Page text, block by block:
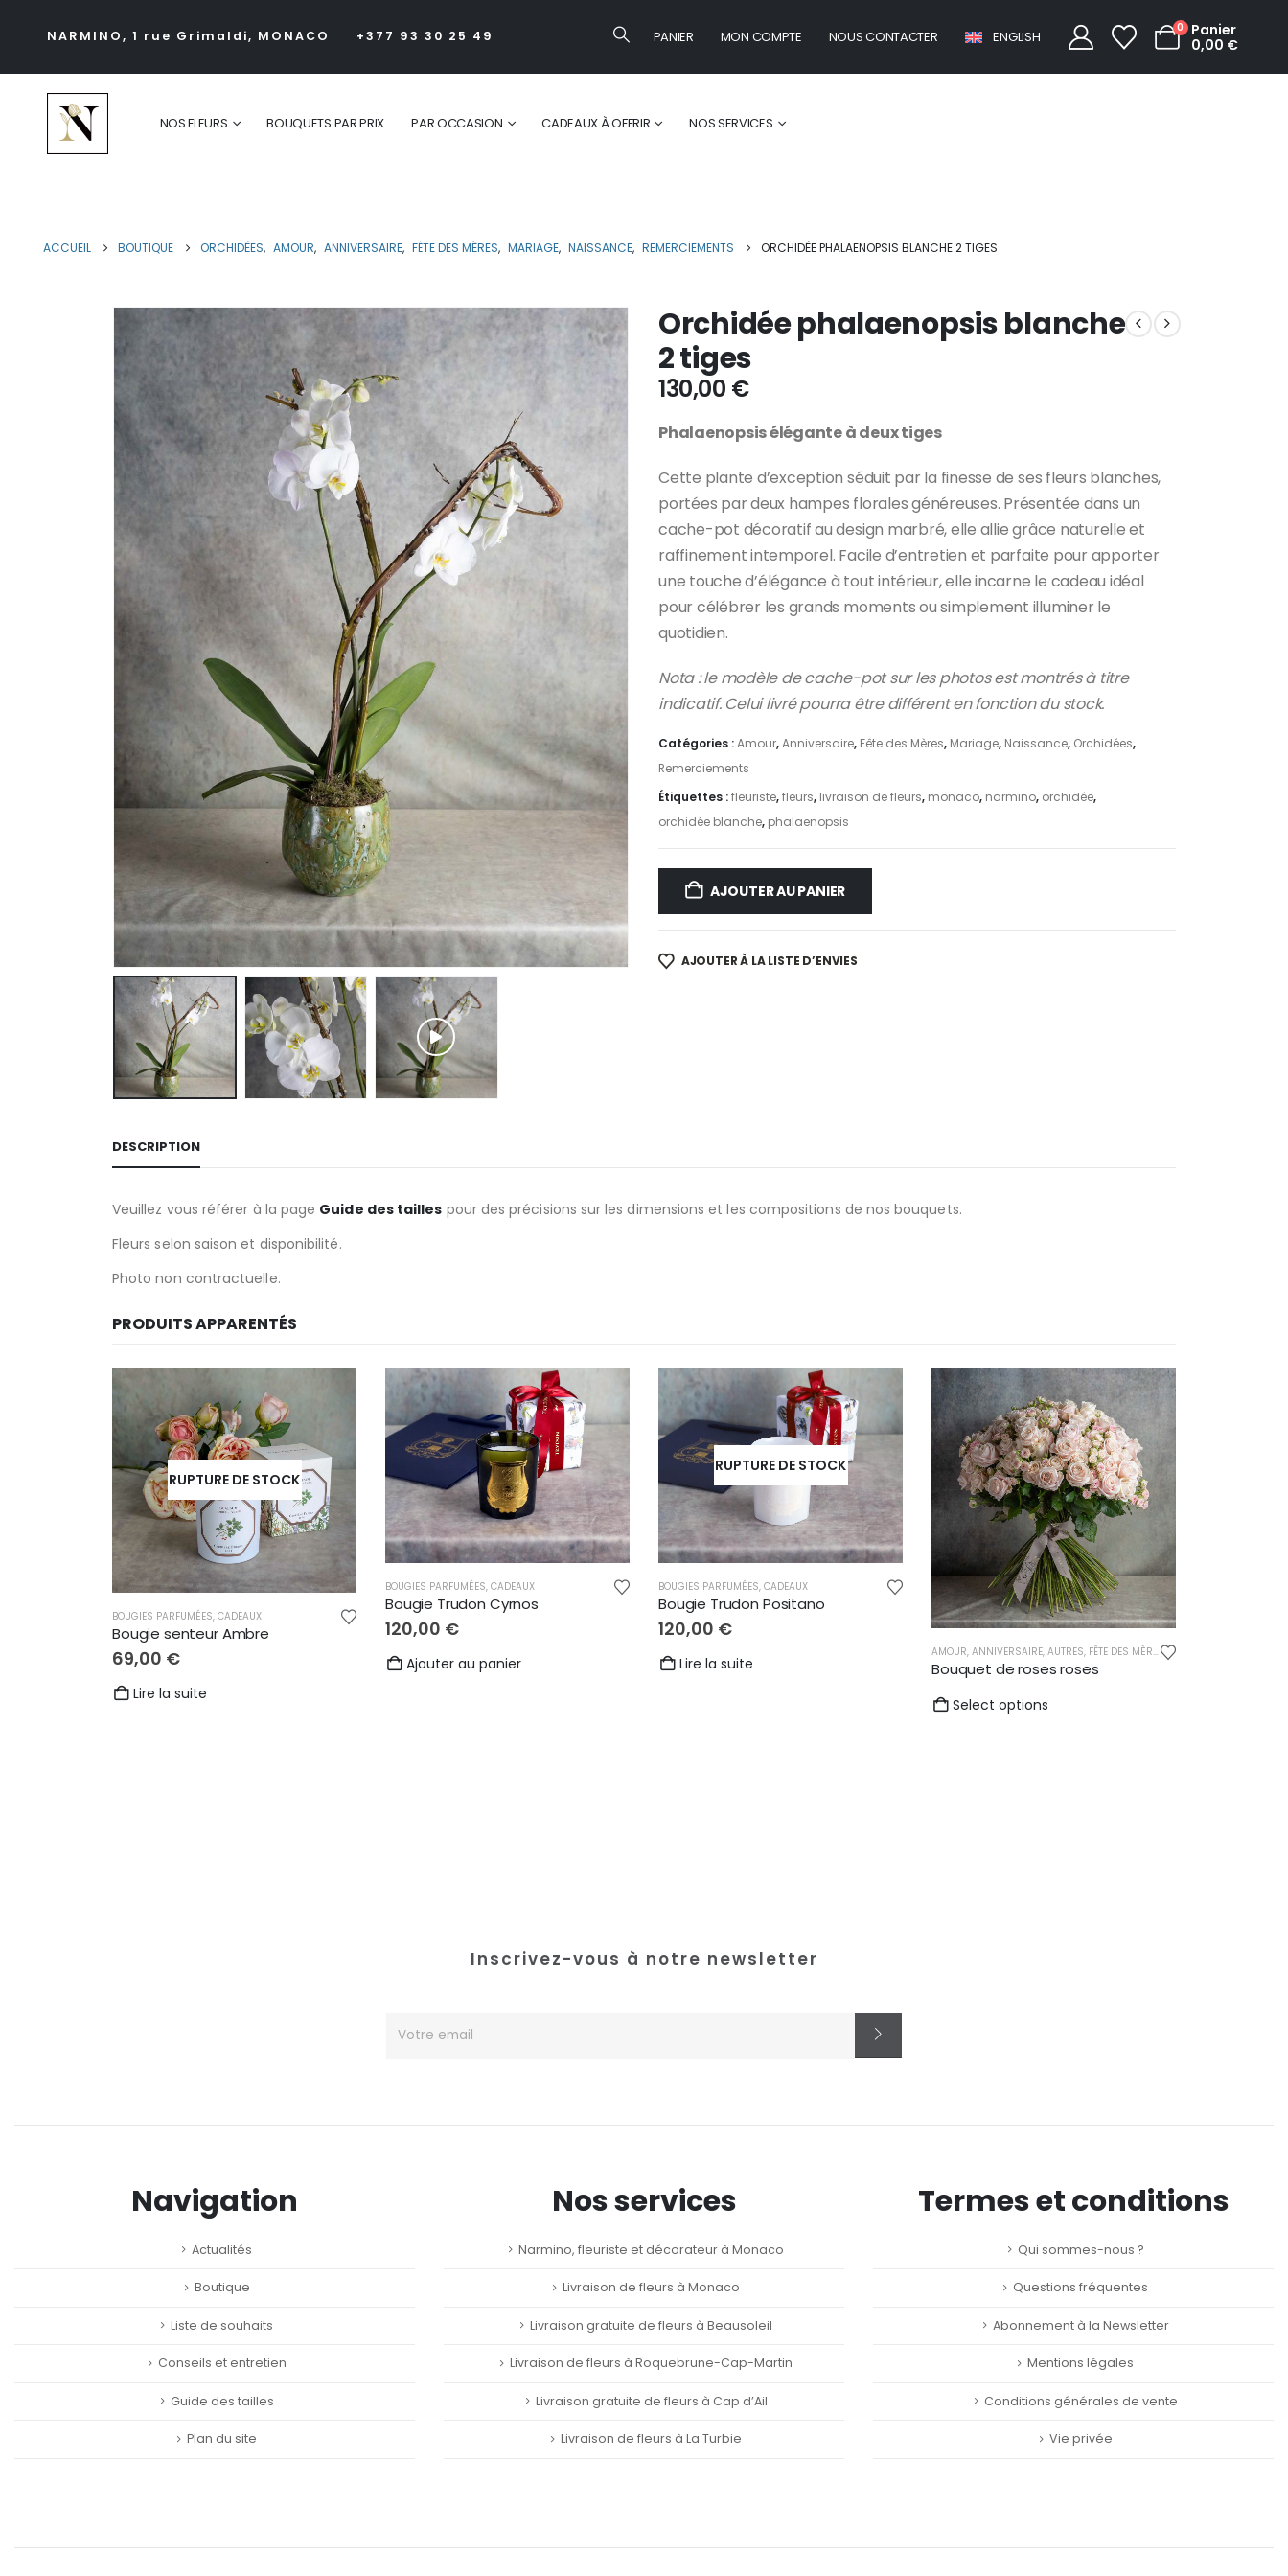
NARMINO, 1 rue Grimaldi, MONACO +377 93 30 25 49 PANIER MON COMPTE NOUS CONTACTER ENGLISH
0
Panier
0,00 €
NOS FLEURS BOUQUETS PAR PRIX PAR OCCASION CADEAUX À OFFRIR NOS SERVICES
ACCUEIL BOUTIQUE ORCHIDÉES, AMOUR, ANNIVERSAIRE, FÊTE DES MÈRES, MARIAGE, NAISSANCE, REMERCIEMENTS ORCHIDÉE PHALAENOPSIS BLANCHE 2 TIGES
Orchidée phalaenopsis blanche
2 tiges
130,00 €
Phalaenopsis élégante à deux tiges
Cette plante d’exception séduit par la finesse de ses fleurs blanches,
portées par deux hampes florales généreuses. Présentée dans un
cache-pot décoratif au design marbré, elle allie grâce naturelle et
raffinement intemporel. Facile d’entretien et parfaite pour apporter
une touche d’élégance à tout intérieur, elle incarne le cadeau idéal
pour célébrer les grands moments ou simplement illuminer le
quotidien.
Nota : le modèle de cache-pot sur les photos est montrés à titre
indicatif. Celui livré pourra être différent en fonction du stock.
Catégories :Amour,Anniversaire, Fête des Mères, Mariage, Naissance, Orchidées,
Remerciements
Étiquettes :fleuriste,fleurs, livraison de fleurs, monaco, narmino, orchidée,
orchidée blanche, phalaenopsis
AJOUTER AU PANIER
AJOUTER À LA LISTE D’ENVIES
DESCRIPTION
Veuillez vous référer à la page Guide des tailles pour des précisions sur les dimensions et les compositions de nos bouquets.
Fleurs selon saison et disponibilité.
Photo non contractuelle.
PRODUITS APPARENTÉS
RUPTURE DE STOCK
BOUGIES PARFUMÉES, CADEAUX
Bougie senteur Ambre
69,00 €
Lire la suite
BOUGIES PARFUMÉES, CADEAUX
Bougie Trudon Cyrnos
120,00 €
Ajouter au panier
RUPTURE DE STOCK
BOUGIES PARFUMÉES, CADEAUX
Bougie Trudon Positano
120,00 €
Lire la suite
AMOUR, ANNIVERSAIRE, AUTRES, FÊTE DES MÈRES ,MARIAGE
Bouquet de roses roses
Select options
Inscrivez-vous à notre newsletter
Navigation
Actualités
Boutique
Liste de souhaits
Conseils et entretien
Guide des tailles
Plan du site
Nos services
Narmino, fleuriste et décorateur à Monaco
Livraison de fleurs à Monaco
Livraison gratuite de fleurs à Beausoleil
Livraison de fleurs à Roquebrune-Cap-Martin
Livraison gratuite de fleurs à Cap d’Ail
Livraison de fleurs à La Turbie
Termes et conditions
Qui sommes-nous ?
Questions fréquentes
Abonnement à la Newsletter
Mentions légales
Conditions générales de vente
Vie privée